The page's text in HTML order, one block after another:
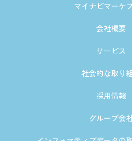
マイナビマーケ
会社概要
サービス
社会的な取り
採用情報
グループ会